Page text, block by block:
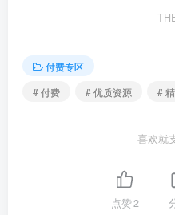
付费专区
# 付费
# 优质资源 #
喜欢就
点赞2